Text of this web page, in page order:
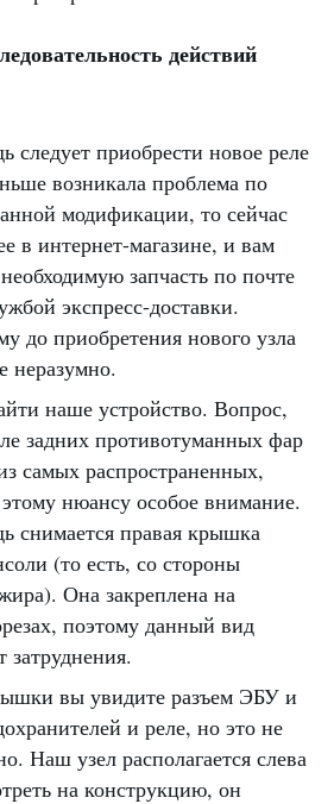
действий
следует приобрести новое реле
возникала проблема по
модификации, то сейчас
в интернет-магазине, и вам
запчасть по почте
экспресс-доставки.
до приобретения нового узла
неразумно.
наше устройство. Вопрос,
задних противотуманных фар
самых распространенных,
нюансу особое внимание.
снимается правая крышка
(то есть, со стороны
Она закреплена на
поэтому данный вид
затруднения.
вы увидите разъем ЭБУ и
и реле, но это не
Наш узел располагается слева
на конструкцию, он